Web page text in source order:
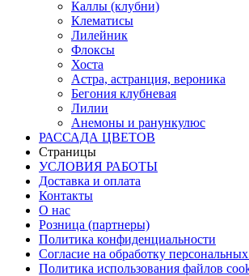
Каллы (клубни)
Клематисы
Лилейник
Флоксы
Хоста
Астра, астранция, вероника
Бегония клубневая
Лилии
Анемоны и ранункулюс
РАССАДА ЦВЕТОВ
Страницы
УСЛОВИЯ РАБОТЫ
Доставка и оплата
Контакты
О наc
Розница (партнеры)
Политика конфиденциальности
Согласие на обработку
Политика использования файлов